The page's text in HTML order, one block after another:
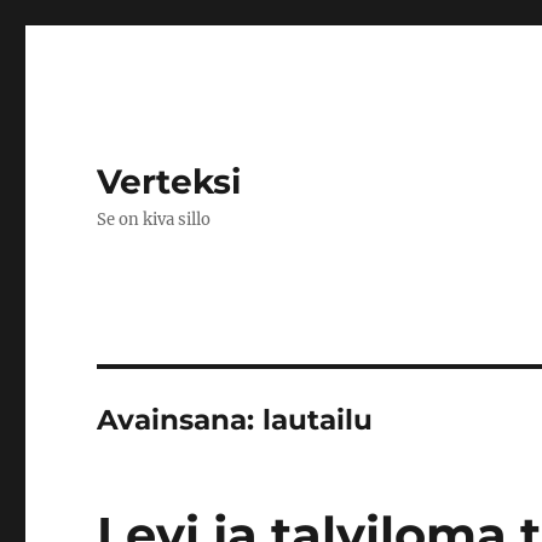
Verteksi
Se on kiva sillo
Avainsana: lautailu